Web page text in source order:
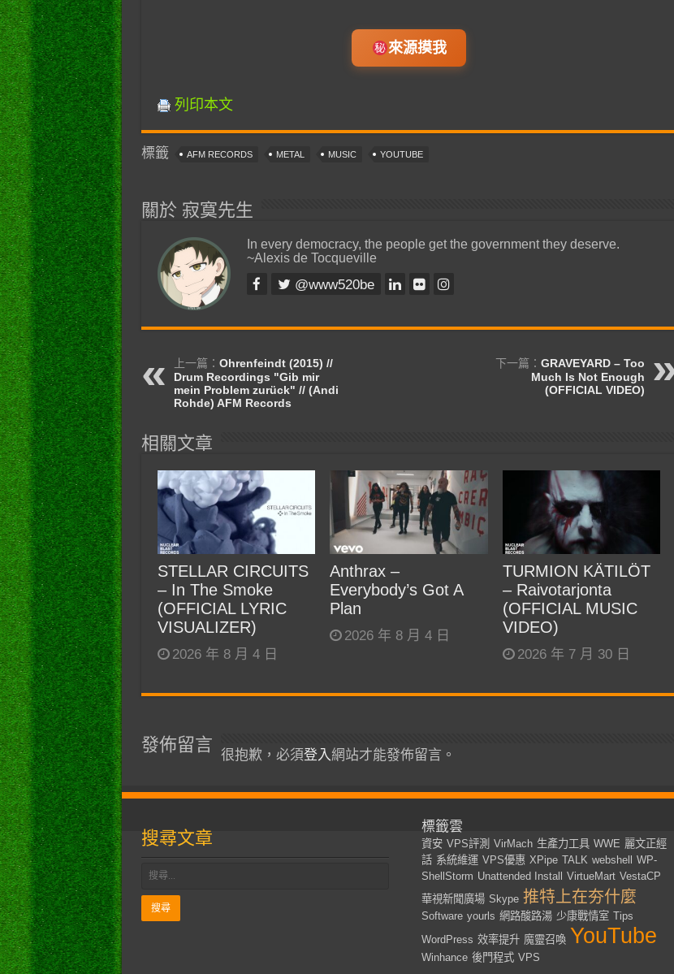
來源摸我
列印本文
標籤 AFM RECORDS METAL MUSIC YOUTUBE
關於 寂寞先生
In every democracy, the people get the government they deserve.
~Alexis de Tocqueville
@www520be
上一篇： Ohrenfeindt (2015) //
Drum Recordings "Gib mir
mein Problem zurück" // (Andi
Rohde) AFM Records
下一篇： GRAVEYARD – Too
Much Is Not Enough
(OFFICIAL VIDEO)
相關文章
STELLAR CIRCUITS
– In The Smoke
(OFFICIAL LYRIC
VISUALIZER)
2026 年 8 月 4 日
Anthrax –
Everybody’s Got A
Plan
2026 年 8 月 4 日
TURMION KÄTILÖT
– Raivotarjonta
(OFFICIAL MUSIC
VIDEO)
2026 年 7 月 30 日
發佈留言
很抱歉，必須登入網站才能發佈留言。
搜尋文章
標籤雲
資安 VPS評測 VirMach 生產力工具 WWE 麗文正經
話 系統維運 VPS優惠 XPipe TALK webshell
WP-
ShellStorm Unattended Install VirtueMart VestaCP
華視新聞廣場 Skype 推特上在夯什麼
Software yourls 網路酸路湯 少康戰情室 Tips
WordPress 效率提升 魔靈召喚 YouTube
Winhance 後門程式 VPS